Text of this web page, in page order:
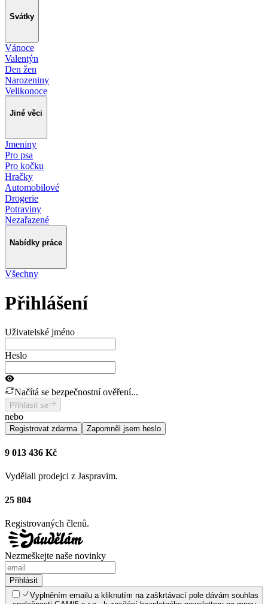
Svátky
Vánoce
Valentýn
Den žen
Narozeniny
Velikonoce
Jiné věci
Jmeniny
Pro psa
Pro kočku
Hračky
Automobilové
Drogerie
Potraviny
Nezařazené
Nabídky práce
Všechny
Přihlášení
Uživatelské jméno
Heslo
Načítá se bezpečnostní ověření...
Přihlásit se
nebo
Registrovat zdarma Zapomněl jsem heslo
9 013 436 Kč
Vydělali prodejci z Jaspravim.
25 804
Registrovaných členů.
Nezmeškejte naše novinky
Přihlásit
Vyplněním emailu a kliknutím na zaškrtávací pole dávám souhlas